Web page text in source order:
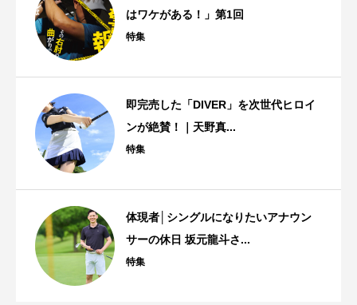
はワケがある！」第1回
特集
即完売した「DIVER」を次世代ヒロイ
ンが絶賛！｜天野真...
特集
体現者│シングルになりたいアナウン
サーの休日 坂元龍斗さ...
特集